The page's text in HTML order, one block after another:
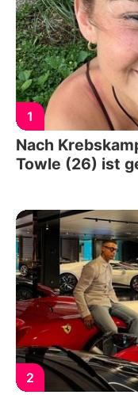
1
Nach
Towle (26) ist
2